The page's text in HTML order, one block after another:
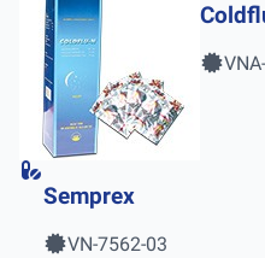
Semprex
VN-7562-03